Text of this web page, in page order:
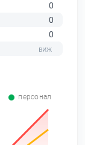
0
0
0
персонал